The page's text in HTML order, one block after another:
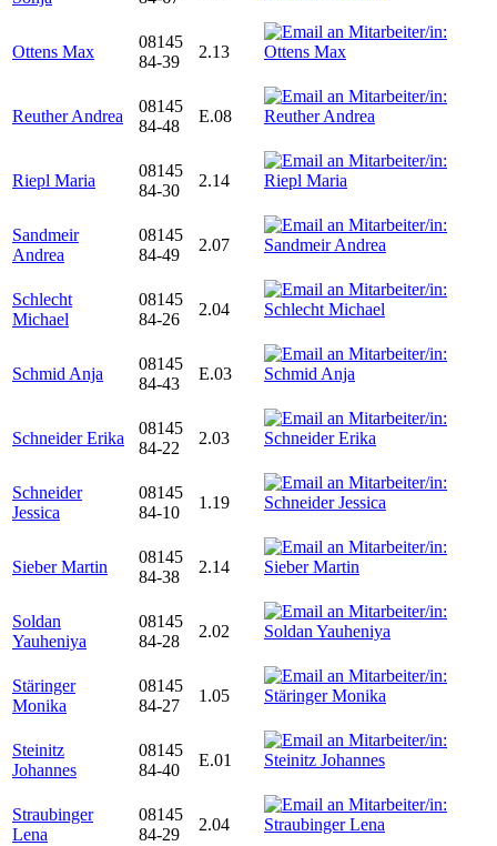
Ottens Max
08145
84-39
2.13
Reuther Andrea
08145
84-48
E.08
Riepl Maria
08145
84-30
2.14
Sandmeir
Andrea
08145
84-49
2.07
Schlecht
Michael
08145
84-26
2.04
Schmid Anja
08145
84-43
E.03
Schneider Erika
08145
84-22
2.03
Schneider
Jessica
08145
84-10
1.19
Sieber Martin
08145
84-38
2.14
Soldan
Yauheniya
08145
84-28
2.02
Stäringer
Monika
08145
84-27
1.05
Steinitz
Johannes
08145
84-40
E.01
Straubinger
Lena
08145
84-29
2.04